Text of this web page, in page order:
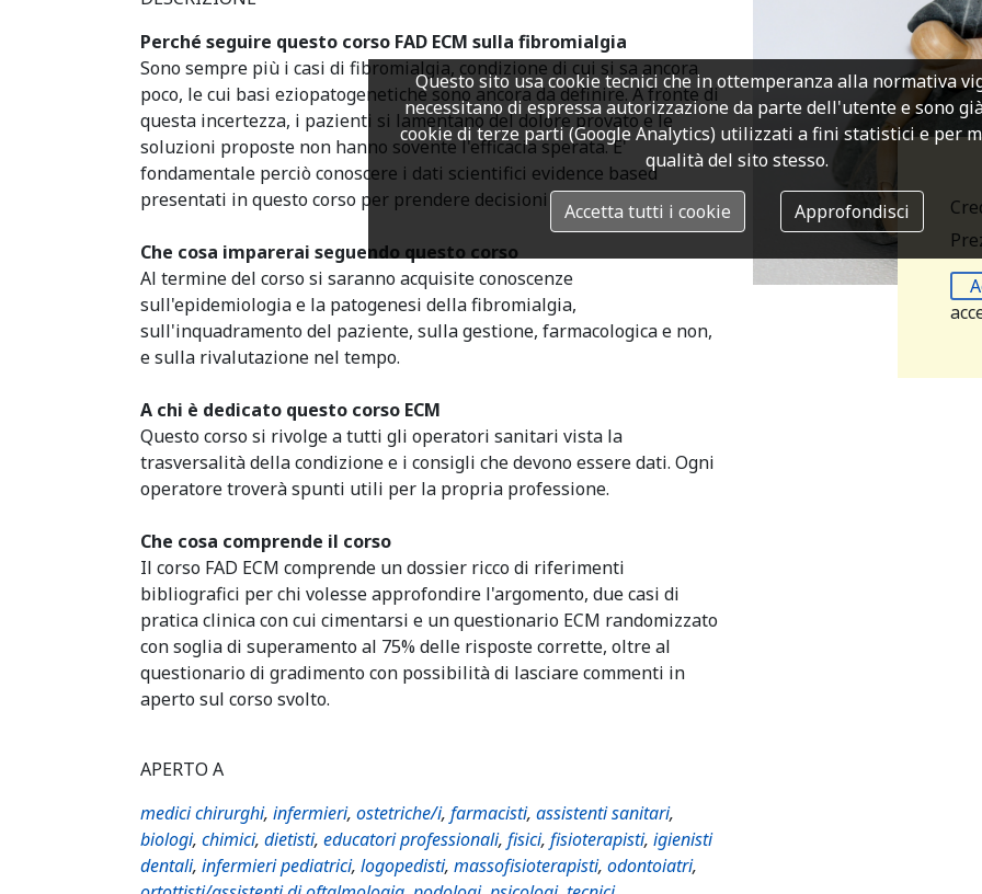
Perché seguire questo corso FAD ECM sulla fibromialgia
Sono sempre più i casi di fibromialgia, condizione di cui si sa ancora
poco, le cui basi eziopatogenetiche sono ancora da definire. A fronte di
questa incertezza, i pazienti si lamentano del dolore provato e le
soluzioni proposte non hanno sovente l'efficacia sperata. E'
fondamentale perciò conoscere i dati scientifici evidence based
presentati in questo corso per prendere decisioni fondate.
Che cosa imparerai seguendo questo corso
Al termine del corso si saranno acquisite conoscenze
sull'epidemiologia e la patogenesi della fibromialgia,
sull'inquadramento del paziente, sulla gestione, farmacologica e non,
e sulla rivalutazione nel tempo.
A chi è dedicato questo corso ECM
Questo corso si rivolge a tutti gli operatori sanitari vista la
trasversalità della condizione e i consigli che devono essere dati. Ogni
operatore troverà spunti utili per la propria professione.
Che cosa comprende il corso
Il corso FAD ECM comprende un dossier ricco di riferimenti
bibliografici per chi volesse approfondire l'argomento, due casi di
pratica clinica con cui cimentarsi e un questionario ECM randomizzato
con soglia di superamento al 75% delle risposte corrette, oltre al
questionario di gradimento con possibilità di lasciare commenti in
aperto sul corso svolto.
APERTO A
medici chirurghi, infermieri, ostetriche/i, farmacisti, assistenti sanitari,
biologi, chimici, dietisti, educatori professionali, fisici, fisioterapisti, igienisti
dentali, infermieri pediatrici, logopedisti, massofisioterapisti, odontoiatri,
Questo sito usa cookie tecnici che in ottemperanza alla normativa
necessitano di espressa autorizzazione da parte dell'utente e sono
cookie di terze parti (Google Analytics) utilizzati a fini statistici e per
qualità del sito stesso.
Accetta tutti i cookie Approfondisci